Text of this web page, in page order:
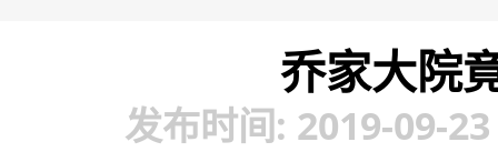
乔家大院
发布时间: 2019-09-